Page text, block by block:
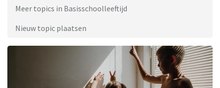
Meer topics in Basisschoolleeftijd
Nieuw topic plaatsen